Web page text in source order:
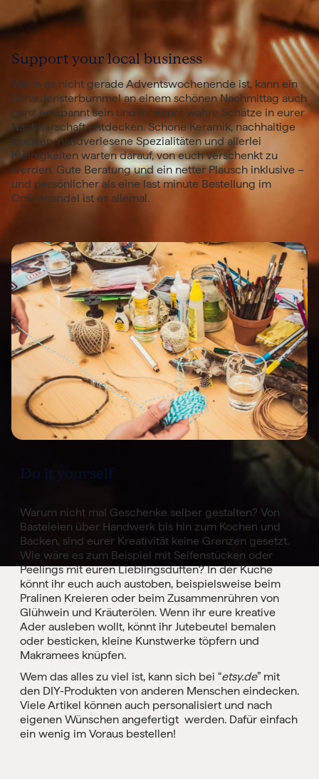
Support your local business
Wenn es nicht gerade Adventswochenende ist, kann ein
Schaufensterbummel an einem schönen Nachmittag auch
ganz entspannt sein und ihr könnt wahre Schätze in eurer
Nachbarschaft entdecken. Schöne Keramik, nachhaltige
Textilien, handverlesene Spezialitäten und allerlei
Kleinigkeiten warten darauf, von euch verschenkt zu
werden. Gute Beratung und ein netter Plausch inklusive –
und persönlicher als eine last minute Bestellung im
Onlinehandel ist es allemal.
Do it yourself
Warum nicht mal Geschenke selber gestalten? Von
Basteleien über Handwerk bis hin zum Kochen und
Backen, sind eurer Kreativität keine Grenzen gesetzt.
Wie wäre es zum Beispiel mit Seifenstücken oder
Peelings mit euren Lieblingsdüften? In der Küche
könnt ihr euch auch austoben, beispielsweise beim
Pralinen Kreieren oder beim Zusammenrühren von
Glühwein und Kräuterölen. Wenn ihr eure kreative
Ader ausleben wollt, könnt ihr Jutebeutel bemalen
oder besticken, kleine Kunstwerke töpfern und
Makramees knüpfen.
Wem das alles zu viel ist, kann sich bei “etsy.de” mit
den DIY-Produkten von anderen Menschen eindecken.
Viele Artikel können auch personalisiert und nach
eigenen Wünschen angefertigt werden. Dafür einfach
ein wenig im Voraus bestellen!